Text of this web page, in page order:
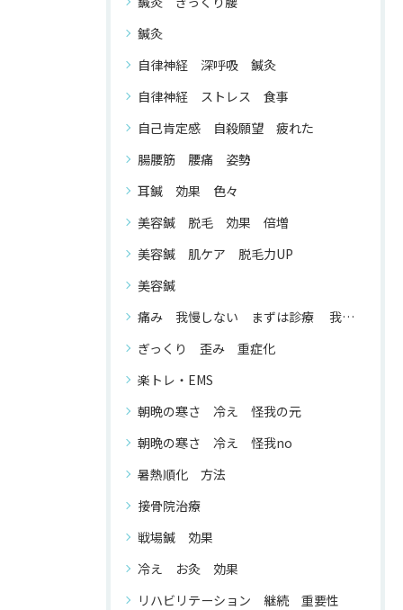
鍼灸
自律神経 深呼吸 鍼灸
自律神経 ストレス 食事
自己肯定感 自殺願望 疲れた
腸腰筋 腰痛 姿勢
耳鍼 効果 色々
美容鍼 脱毛 効果 倍増
美容鍼 肌ケア 脱毛力UP
美容鍼
痛み 我慢しない まずは診療 我慢する 必要 が ない
ぎっくり 歪み 重症化
楽トレ・EMS
朝晩の寒さ 冷え 怪我の元
朝晩の寒さ 冷え 怪我no
暑熱順化 方法
接骨院治療
戦場鍼 効果
冷え お灸 効果
リハビリテーション 継続 重要性